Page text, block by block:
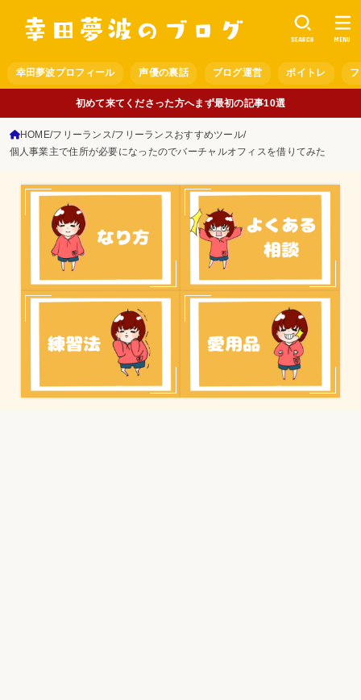
幸田夢波プロフィール 声優の裏話 ブログ運営 ボイトレ
SEARCH MENU
初めて来てくださった方へまず最初の記事10選
HOME フリーランス フリーランスおすすめツール
個人事業主で住所が必要になったのでバーチャルオフィスを借りてみた